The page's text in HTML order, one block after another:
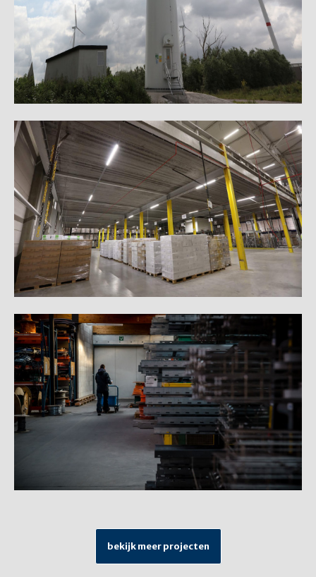
bekijk meer projecten